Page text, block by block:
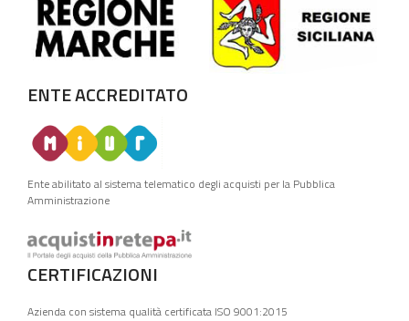
ENTE ACCREDITATO
Ente abilitato al sistema telematico degli acquisti per la Pubblica
Amministrazione
CERTIFICAZIONI
Azienda con sistema qualità certificata ISO 9001:2015